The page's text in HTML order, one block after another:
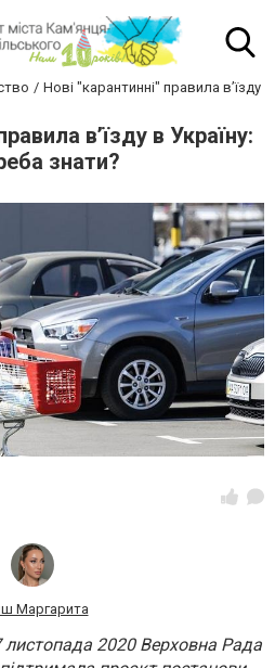
Нові "карантинні" правила в’їзду
в’їзду в Україну:
знати?
Маргарита
2020 Верховна Рада